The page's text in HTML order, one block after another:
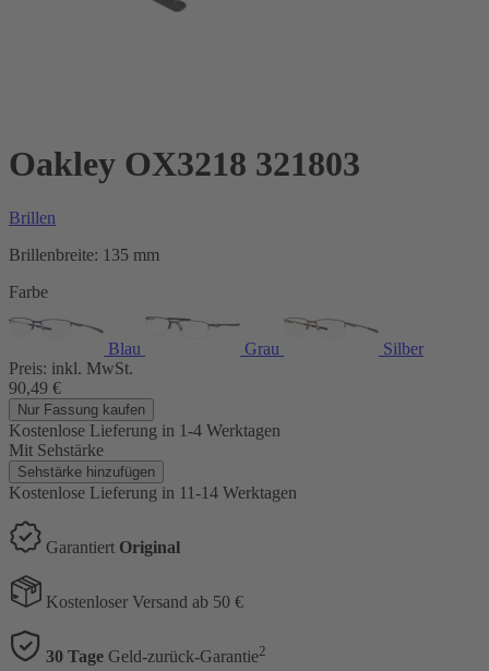
Oakley OX3218 321803
Brillen
Brillenbreite: 135 mm
Farbe
Blau Grau
Silber
Preis: inkl. MwSt.
90,49 €
Nur Fassung kaufen
Kostenlose Lieferung in 1-4 Werktagen
Mit Sehstärke
Sehstärke hinzufügen
Kostenlose Lieferung in 11-14 Werktagen
Garantiert Original
Kostenloser Versand ab 50 €
30 Tage Geld-zurück-Garantie2